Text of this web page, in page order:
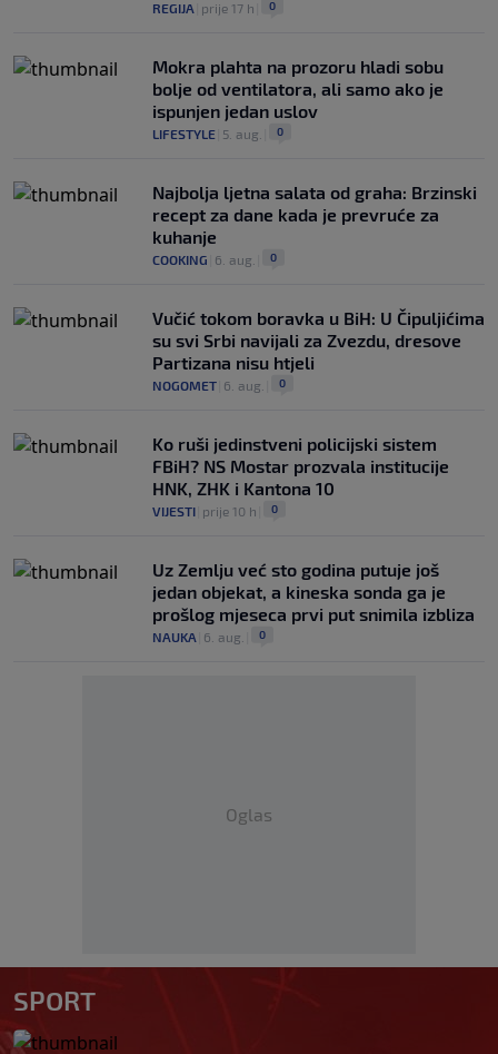
REGIJA prije 17 h 0
Mokra plahta na prozoru hladi sobu
bolje od ventilatora, ali samo ako je
ispunjen jedan uslov
LIFESTYLE 5. aug. 0
Najbolja ljetna salata od graha: Brzinski
recept za dane kada je prevruće za
kuhanje
COOKING 6. aug. 0
Vučić tokom boravka u BiH: U Čipuljićima
su svi Srbi navijali za Zvezdu, dresove
Partizana nisu htjeli
NOGOMET 6. aug. 0
Ko ruši jedinstveni policijski sistem
FBiH? NS Mostar prozvala institucije
HNK, ZHK i Kantona 10
VIJESTI prije 10 h 0
Uz Zemlju već sto godina putuje još
jedan objekat, a kineska sonda ga je
prošlog mjeseca prvi put snimila izbliza
NAUKA 6. aug. 0
Oglas
SPORT